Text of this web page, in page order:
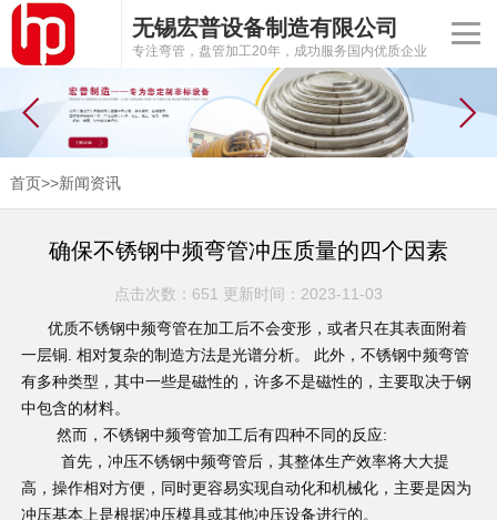
无锡宏普设备制造有限公司
专注弯管，盘管加工20年，成功服务国内优质企业
首页>>新闻资讯
确保不锈钢中频弯管冲压质量的四个因素
点击次数：651 更新时间：2023-11-03
优质不锈钢中频弯管在加工后不会变形，或者只在其表面附着
一层铜. 相对复杂的制造方法是光谱分析。 此外，不锈钢中频弯管
有多种类型，其中一些是磁性的，许多不是磁性的，主要取决于钢
中包含的材料。
然而，不锈钢中频弯管加工后有四种不同的反应:
首先，冲压不锈钢中频弯管后，其整体生产效率将大大提
高，操作相对方便，同时更容易实现自动化和机械化，主要是因为
冲压基本上是根据冲压模具或其他冲压设备进行的。